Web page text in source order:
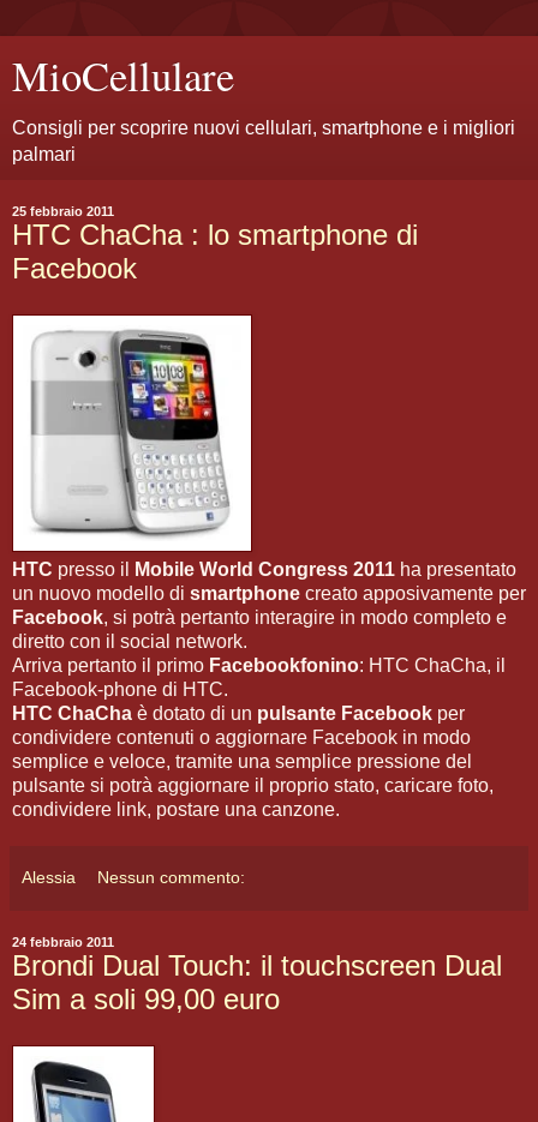
MioCellulare
Consigli per scoprire nuovi cellulari, smartphone e i migliori
palmari
25 febbraio 2011
HTC ChaCha : lo smartphone di
Facebook
HTC presso il Mobile World Congress 2011 ha presentato
un nuovo modello di smartphone creato apposivamente per
Facebook, si potrà pertanto interagire in modo completo e
diretto con il social network.
Arriva pertanto il primo Facebookfonino: HTC ChaCha, il
Facebook-phone di HTC.
HTC ChaCha è dotato di un pulsante Facebook per
condividere contenuti o aggiornare Facebook in modo
semplice e veloce, tramite una semplice pressione del
pulsante si potrà aggiornare il proprio stato, caricare foto,
condividere link, postare una canzone.
Alessia Nessun commento:
24 febbraio 2011
Brondi Dual Touch: il touchscreen Dual
Sim a soli 99,00 euro